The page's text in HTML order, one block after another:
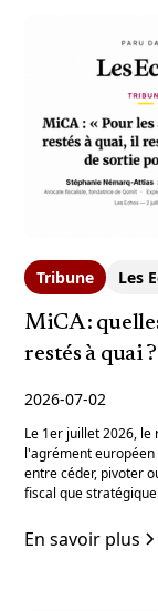
Tribune Les
MiCA :
restés à quai ?
2026-07-02
Le 1er juillet 2026, le
l'agrément européen
entre céder, pivoter
fiscal que
En savoir plus